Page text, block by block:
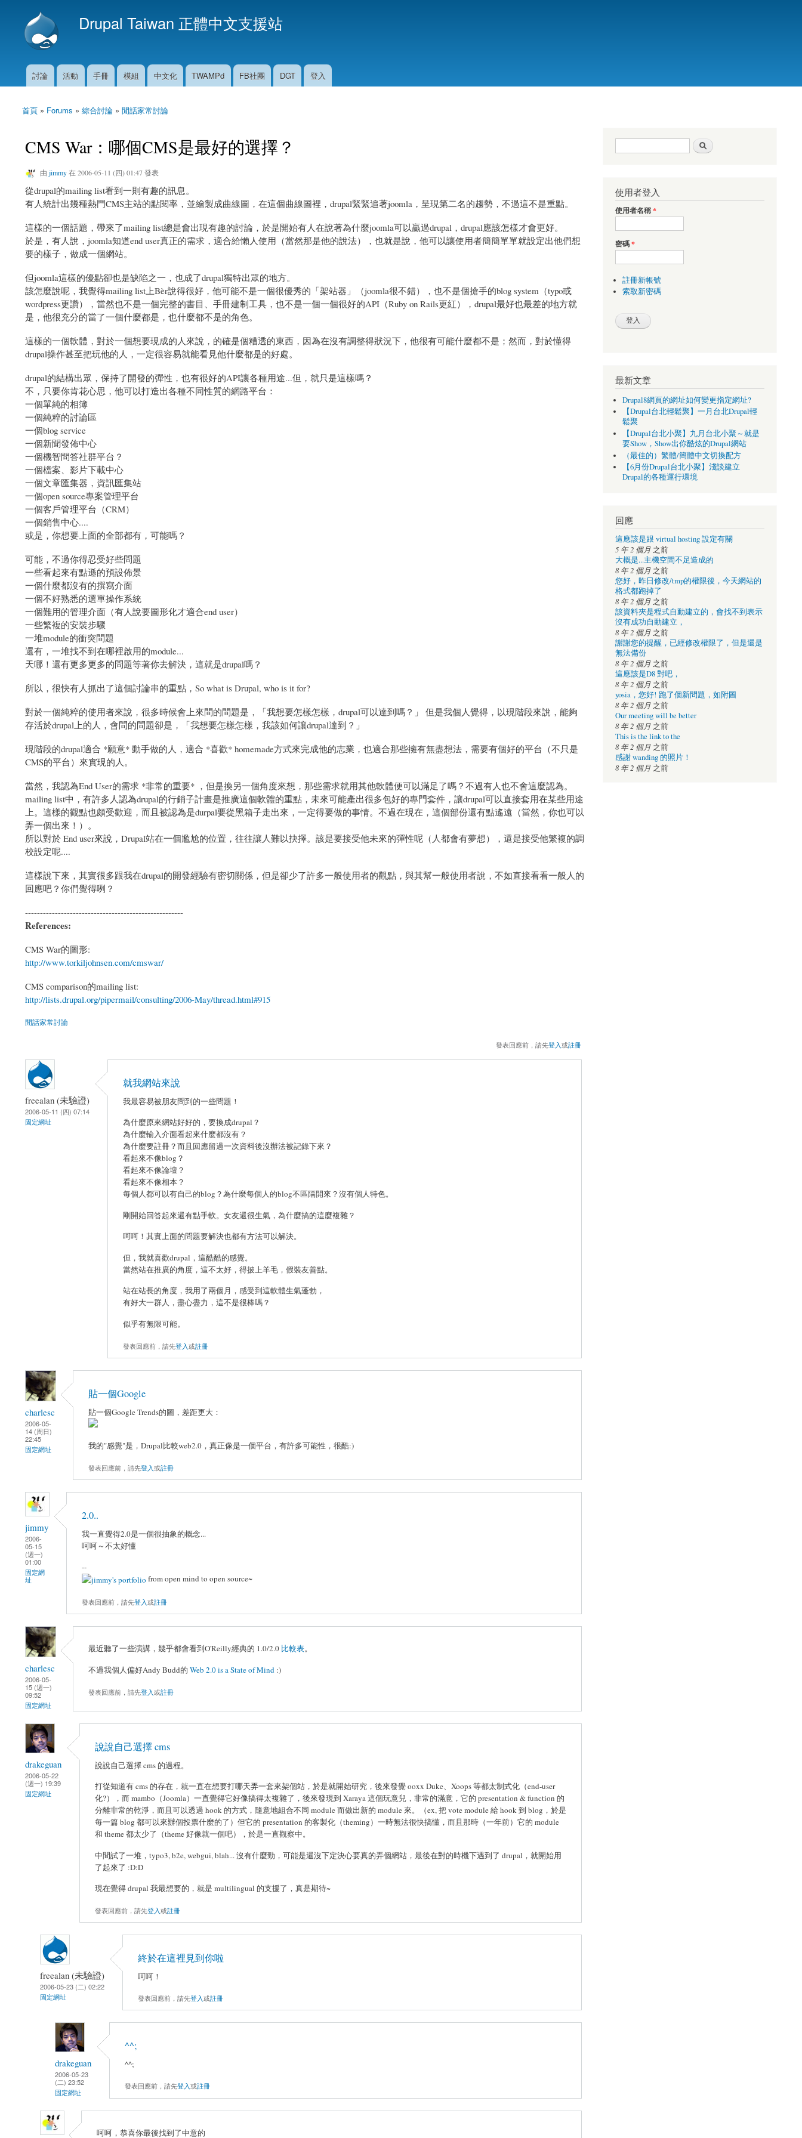
Drupal Taiwan 正體中文支援站
主選單
討論 活動 手冊 模組 中文化 TWAMPd FB社團 DGT 登入
您在這裡
首頁 » Forums » 綜合討論 » 閒話家常討論
CMS War：哪個CMS是最好的選擇？
由 jimmy在 2006-05-11 (四) 01:47 發表
從drupal的mailing list看到一則有趣的訊息。
有人統計出幾種熱門CMS主站的點閱率，並繪製成曲線圖，在這個曲線圖裡，drupal緊緊追著joomla，呈現第二名的趨勢，不過這不是重點。
這樣的一個話題，帶來了mailing list總是會出現有趣的討論，於是開始有人在說著為什麼joomla可以贏過drupal，drupal應該怎樣才會更好。
於是，有人說，joomla知道end user真正的需求，適合給懶人使用（當然那是他的說法），也就是說，他可以讓使用者簡簡單單就設定出他們想
要的樣子，做成一個網站。
但joomla這樣的優點卻也是缺陷之一，也成了drupal獨特出眾的地方。
該怎麼說呢，我覺得mailing list上Bèr說得很好，他可能不是一個很優秀的「架站器」（joomla很不錯），也不是個搶手的blog system（typo或
wordpress更讚），當然也不是一個完整的書目、手冊建制工具，也不是一個一個很好的API（Ruby on Rails更紅），drupal最好也最差的地方就
是，他很充分的當了一個什麼都是，也什麼都不是的角色。
這樣的一個軟體，對於一個想要現成的人來說，的確是個糟透的東西，因為在沒有調整得狀況下，他很有可能什麼都不是；然而，對於懂得
drupal操作甚至把玩他的人，一定很容易就能看見他什麼都是的好處。
drupal的結構出眾，保持了開發的彈性，也有很好的API讓各種用途...但，就只是這樣嗎？
不，只要你肯花心思，他可以打造出各種不同性質的網路平台：
一個單純的相簿
一個純粹的討論區
一個blog service
一個新聞發佈中心
一個機智問答社群平台？
一個檔案、影片下載中心
一個文章匯集器，資訊匯集站
一個open source專案管理平台
一個客戶管理平台（CRM）
一個銷售中心....
或是，你想要上面的全部都有，可能嗎？
可能，不過你得忍受好些問題
一些看起來有點遜的預設佈景
一個什麼都沒有的撰寫介面
一個不好熟悉的選單操作系統
一個難用的管理介面（有人說要圖形化才適合end user）
一些繁複的安裝步驟
一堆module的衝突問題
還有，一堆找不到在哪裡啟用的module...
天哪！還有更多更多的問題等著你去解決，這就是drupal嗎？
所以，很快有人抓出了這個討論串的重點，So what is Drupal, who is it for?
對於一個純粹的使用者來說，很多時候會上來問的問題是，「我想要怎樣怎樣，drupal可以達到嗎？」 但是我個人覺得，以現階段來說，能夠
存活於drupal上的人，會問的問題卻是，「我想要怎樣怎樣，我該如何讓drupal達到？」
現階段的drupal適合 *願意* 動手做的人，適合 *喜歡* homemade方式來完成他的志業，也適合那些擁有無盡想法，需要有個好的平台（不只是
CMS的平台）來實現的人。
當然，我認為End User的需求 *非常的重要* ，但是換另一個角度來想，那些需求就用其他軟體便可以滿足了嗎？不過有人也不會這麼認為。
mailing list中，有許多人認為drupal的行銷子計畫是推廣這個軟體的重點，未來可能產出很多包好的專門套件，讓drupal可以直接套用在某些用途
上。這樣的觀點也頗受歡迎，而且被認為是durpal要從黑箱子走出來，一定得要做的事情。不過在現在，這個部份還有點遙遠（當然，你也可以
弄一個出來！）。
所以對於 End user來說，Drupal站在一個尷尬的位置，往往讓人難以抉擇。該是要接受他未來的彈性呢（人都會有夢想），還是接受他繁複的調
校設定呢....
這樣說下來，其實很多跟我在drupal的開發經驗有密切關係，但是卻少了許多一般使用者的觀點，與其幫一般使用者說，不如直接看看一般人的
回應吧？你們覺得咧？
-----------------------------------------------------
References:
CMS War的圖形:
http://www.torkiljohnsen.com/cmswar/
CMS comparison的mailing list:
http://lists.drupal.org/pipermail/consulting/2006-May/thread.html#915
閒話家常討論
發表回應前，請先登入或註冊
freealan (未驗證)
2006-05-11 (四) 07:14
固定網址
就我網站來說
我最容易被朋友問到的一些問題！
為什麼原來網站好好的，要換成drupal？
為什麼輸入介面看起來什麼都沒有？
為什麼要註冊？而且回應留過一次資料後沒辦法被記錄下來？
看起來不像blog？
看起來不像論壇？
看起來不像相本？
每個人都可以有自己的blog？為什麼每個人的blog不區隔開來？沒有個人特色。
剛開始回答起來還有點手軟。女友還很生氣，為什麼搞的這麼複雜？
呵呵！其實上面的問題要解決也都有方法可以解決。
但，我就喜歡drupal，這酷酷的感覺。
當然站在推廣的角度，這不太好，得披上羊毛，假裝友善點。
站在站長的角度，我用了兩個月，感受到這軟體生氣蓬勃，
有好大一群人，盡心盡力，這不是很棒嗎？
似乎有無限可能。
發表回應前，請先登入或註冊
charlesc
2006-05-
14 (周日)
22:45
固定網址
貼一個Google
貼一個Google Trends的圖，差距更大：
我的"感覺"是，Drupal比較web2.0，真正像是一個平台，有許多可能性，很酷:)
發表回應前，請先登入或註冊
jimmy
2006-
05-15
(週一)
01:00
固定網
址
2.0..
我一直覺得2.0是一個很抽象的概念...
呵呵～不太好懂
--
from open mind to open source~
發表回應前，請先登入或註冊
charlesc
2006-05-
15 (週一)
09:52
固定網址
最近聽了一些演講，幾乎都會看到O'Reilly經典的 1.0/2.0 比較表。
不過我個人偏好Andy Budd的 Web 2.0 is a State of Mind :)
發表回應前，請先登入或註冊
drakeguan
2006-05-22
(週一) 19:39
固定網址
說說自己選擇 cms
說說自己選擇 cms 的過程。
打從知道有 cms 的存在，就一直在想要打哪天弄一套來架個站，於是就開始研究，後來發覺 ooxx Duke、Xoops 等都太制式化（end-user
化?），而 mambo（Joomla）一直覺得它好像搞得太複雜了，後來發現到 Xaraya 這個玩意兒，非常的滿意，它的 presentation & function 的
分離非常的乾淨，而且可以透過 hook 的方式，隨意地組合不同 module 而做出新的 module 來。（ex, 把 vote module 給 hook 到 blog，於是
每一篇 blog 都可以來辦個投票什麼的了）但它的 presentation 的客製化（theming）一時無法很快搞懂，而且那時（一年前）它的 module
和 theme 都太少了（theme 好像就一個吧），於是一直觀察中。
中間試了一堆，typo3, b2e, webgui, blah... 沒有什麼勁，可能是還沒下定決心要真的弄個網站，最後在對的時機下遇到了 drupal，就開始用
了起來了 :D:D
現在覺得 drupal 我最想要的，就是 multilingual 的支援了，真是期待~
發表回應前，請先登入或註冊
freealan (未驗證)
2006-05-23 (二) 02:22
固定網址
終於在這裡見到你啦
呵呵！
發表回應前，請先登入或註冊
drakeguan
2006-05-23
(二) 23:52
固定網址
^^;
^^;
發表回應前，請先登入或註冊
呵呵，恭喜你最後找到了中意的
搜尋表單
使用者登入
使用者名稱*
密碼*
註冊新帳號
索取新密碼
最新文章
Drupal8網頁的網址如何變更指定網址?
【Drupal台北輕鬆聚】一月台北Drupal輕
鬆聚
【Drupal台北小聚】九月台北小聚～就是
要Show，Show出你酷炫的Drupal網站
（最佳的）繁體/簡體中文切換配方
【6月份Drupal台北小聚】淺談建立
Drupal的各種運行環境
回應
這應該是跟 virtual hosting 設定有關
5 年 2 個月之前
大概是...主機空間不足造成的
8 年 2 個月之前
您好，昨日修改/tmp的權限後，今天網站的
格式都跑掉了
8 年 2 個月之前
該資料夾是程式自動建立的，會找不到表示
沒有成功自動建立，
8 年 2 個月之前
謝謝您的提醒，已經修改權限了，但是還是
無法備份
8 年 2 個月之前
這應該是D8 對吧，
8 年 2 個月之前
yosia，您好! 跑了個新問題，如附圖
8 年 2 個月之前
Our meeting will be better
8 年 2 個月之前
This is the link to the
8 年 2 個月之前
感謝 wanding 的照片！
8 年 2 個月之前